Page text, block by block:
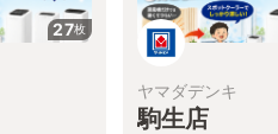
27枚
ヤマダデンキ
駒生店